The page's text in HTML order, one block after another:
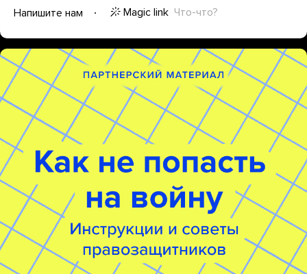
Напишите нам
Magic link Что-что?